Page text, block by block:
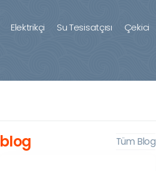
Elektrikçi Su Tesisatçısı Çekici
blog Tüm Blog